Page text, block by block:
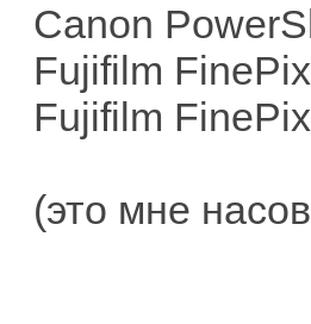
Canon
Fujifilm
Fujifilm
(это мне